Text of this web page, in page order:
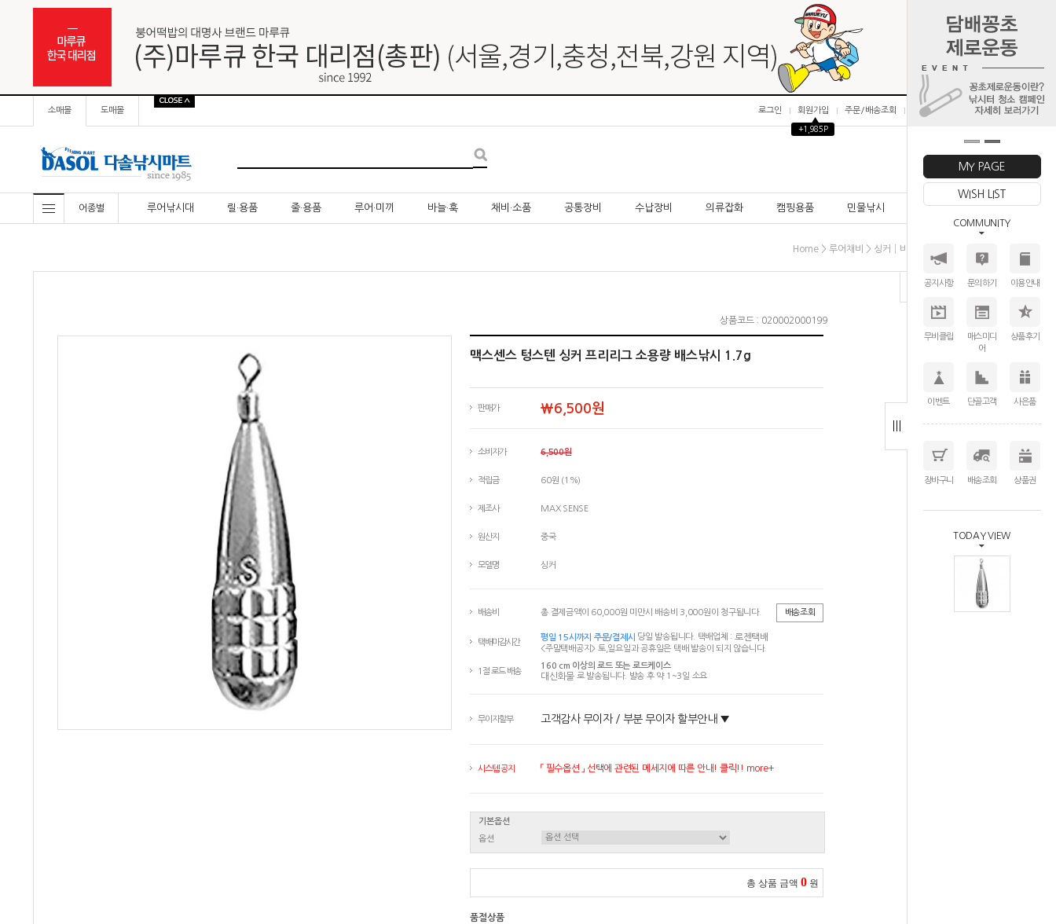
MY PAGE
WISH LIST
COMMUNITY
공지사항 문의하기 이용안내
무비클립
매스미디
어
상품후기
이벤트 단골고객 사은품
장바구니 배송조회 상품권
TODAY VIEW
소매몰 도매몰 로그인 회원가입
▲
+1,985P
주문/배송조회 마이페이지
어종별 루어낚시대 릴·용품 줄·용품 루어·미끼 바늘·훅 채비·소품 공통장비 수납장비 의류잡화 캠핑용품 민물낚시 바다낚시
Home > 루어채비 > 싱커│비드
상품코드 : 020002000199
맥스센스 텅스텐 싱커 프리리그 소용량 배스낚시 1.7g
판매가 ￦6,500원
소비자가 6,500원
적립금 60원 (1%)
제조사 MAX SENSE
원산지 중국
모델명 싱커
배송비 총 결제금액이 60,000원 미만시 배송비 3,000원이 청구됩니다. 배송조회
택배마감시간
평일 15시까지 주문/결제시 당일 발송됩니다. 택배업체 : 로젠택배
<주말택배공지> 토,일요일과 공휴일은 택배 발송이 되지 않습니다.
1절 로드 배송
160 cm 이상의 로드 또는 로드케이스
대신화물 로 발송됩니다. 발송 후 약 1~3일 소요
무이자할부 고객감사 무이자 / 부분 무이자 할부안내 ▼
시스템 공지 「 필수옵션 」 선택에 관련된 메세지에 따른 안내! 클릭!! more+
기본옵션
옵션
총 상품 금액 0 원
품절상품